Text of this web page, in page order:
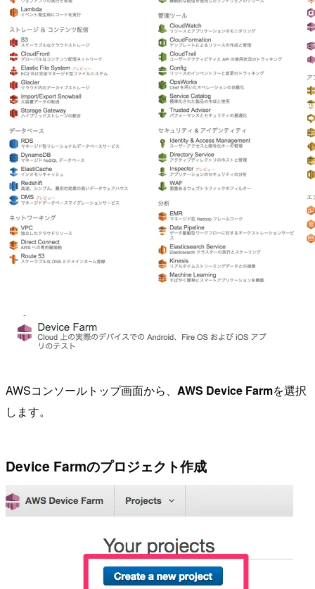
AWSコンソールトップ画面から、 AWS Device Farmを選択
します。
Device Farmのプロジェクト作成